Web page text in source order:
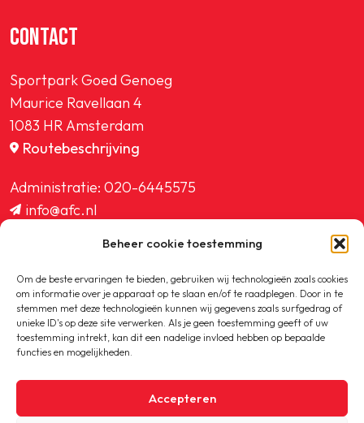
Beheer cookie toestemming
Om de beste ervaringen te bieden, gebruiken wij technologieën zoals cookies
om informatie over je apparaat op te slaan en/of te raadplegen. Door in te
stemmen met deze technologieën kunnen wij gegevens zoals surfgedrag of
unieke ID's op deze site verwerken. Als je geen toestemming geeft of uw
toestemming intrekt, kan dit een nadelige invloed hebben op bepaalde
functies en mogelijkheden.
Accepteren
CONTACT
Sportpark Goed Genoeg
Maurice Ravellaan 4
1083 HR Amsterdam
Routebeschrijving
Administratie: 020-6445575
info@afc.nl
ledenadministratie@afc.nl
Copyright © 2020-2026 AFC